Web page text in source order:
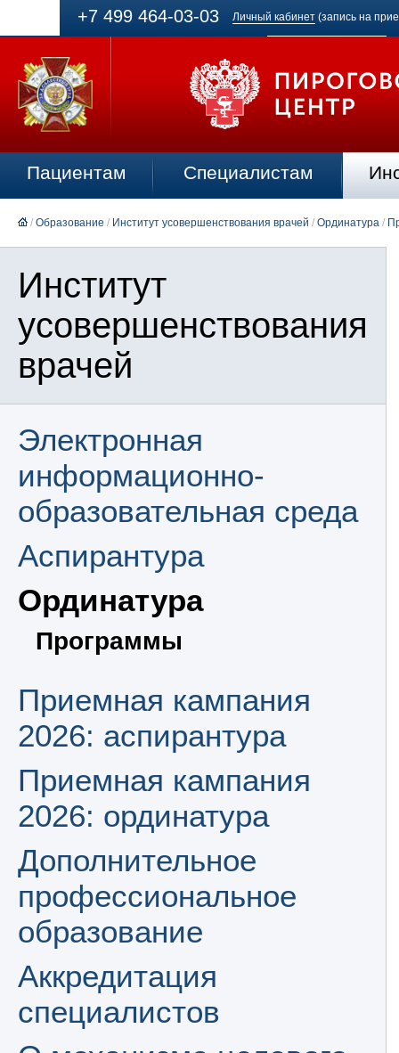
+7 499 464-03-03 Личный кабинет (запись на
Пациентам Специалистам
/ Образование / Институт усовершенствования врачей / Ординатура /
Институт
усовершенствования
врачей
Электронная
информационно-
образовательная среда
Аспирантура
Ординатура
Программы
Приемная кампания
2026: аспирантура
Приемная кампания
2026: ординатура
Дополнительное
профессиональное
образование
Аккредитация
специалистов